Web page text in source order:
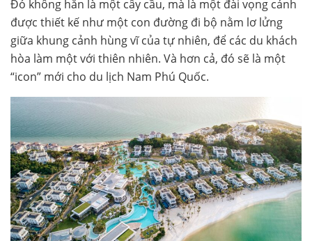
Đó không hẳn là một cây cầu, mà là một đài vọng cảnh
được thiết kế như một con đường đi bộ nằm lơ lửng
giữa khung cảnh hùng vĩ của tự nhiên, để các du khách
hòa làm một với thiên nhiên. Và hơn cả, đó sẽ là một
“icon” mới cho du lịch Nam Phú Quốc.